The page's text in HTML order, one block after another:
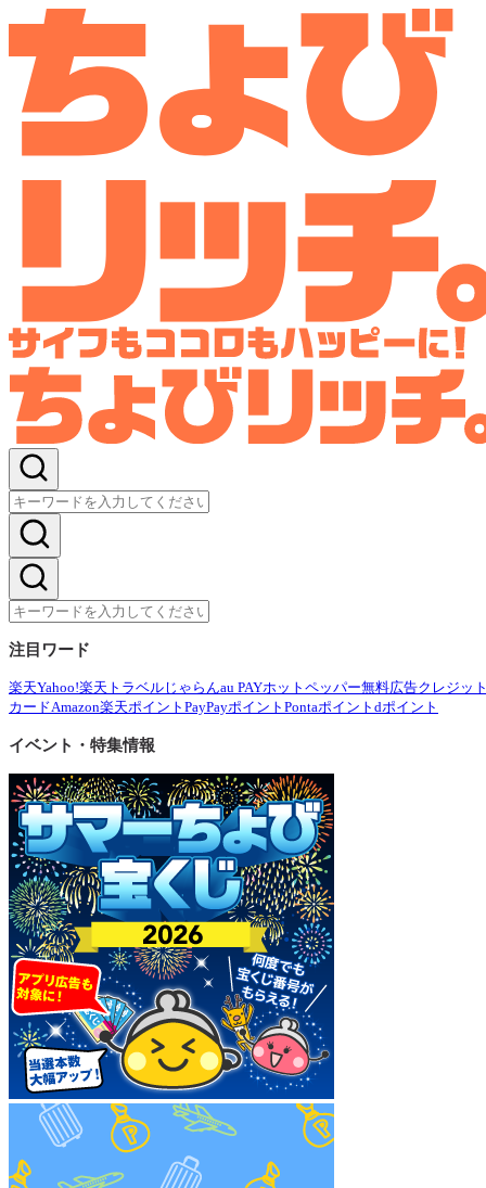
注目ワード
楽天Yahoo!楽天トラベル じゃらんau PAYホットペッパー無料広告クレジッ
カードAmazon楽天ポイント PayPayポイント Pontaポイント dポイント
イベント・特集情報